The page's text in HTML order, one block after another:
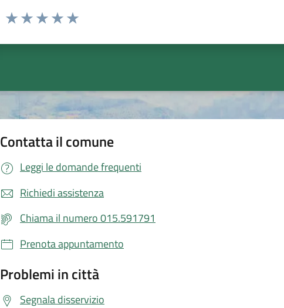
Valuta da 1 a 5 stelle la pagina
Contatta il comune
Leggi le domande frequenti
Richiedi assistenza
Chiama il numero 015.591791
Prenota appuntamento
Problemi in città
Segnala disservizio